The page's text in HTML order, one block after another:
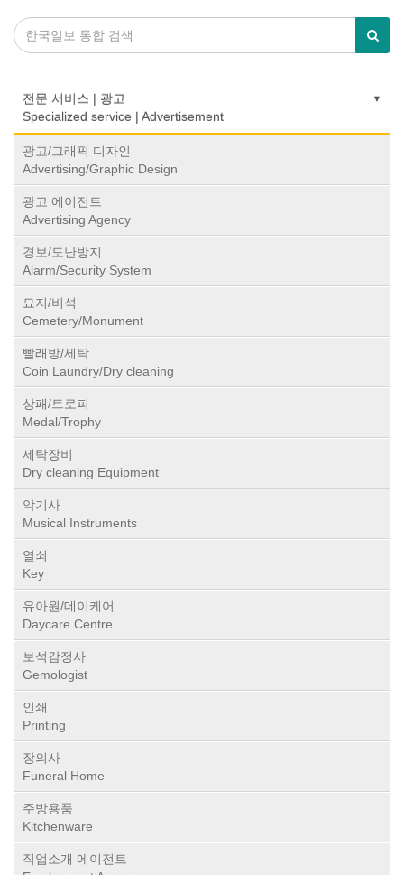
전문 서비스 | 광고
Specialized service | Advertisement
광고/그래픽 디자인
Advertising/Graphic Design
광고 에이전트
Advertising Agency
경보/도난방지
Alarm/Security System
묘지/비석
Cemetery/Monument
빨래방/세탁
Coin Laundry/Dry cleaning
상패/트로피
Medal/Trophy
세탁장비
Dry cleaning Equipment
악기사
Musical Instruments
열쇠
Key
유아원/데이케어
Daycare Centre
보석감정사
Gemologist
인쇄
Printing
장의사
Funeral Home
주방용품
Kitchenware
직업소개 에이전트